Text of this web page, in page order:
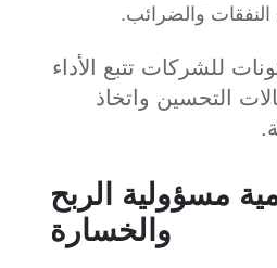
والضرائب.
للشركات تتبع الأداء
التحسين واتخاذ
مسؤولية الربح
والخسارة